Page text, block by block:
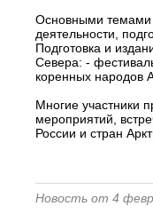
Основными темами
деятельности,
Подготовка и
Севера: -
коренных народов
Многие участники
мероприятий,
России и стран
Новость от 4